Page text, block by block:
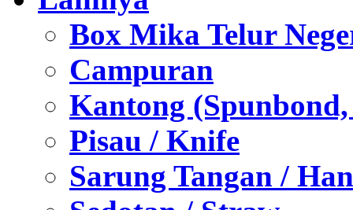
Box Mika Telur
Campuran
Kantong
Pisau / Knife
Sarung Tangan /